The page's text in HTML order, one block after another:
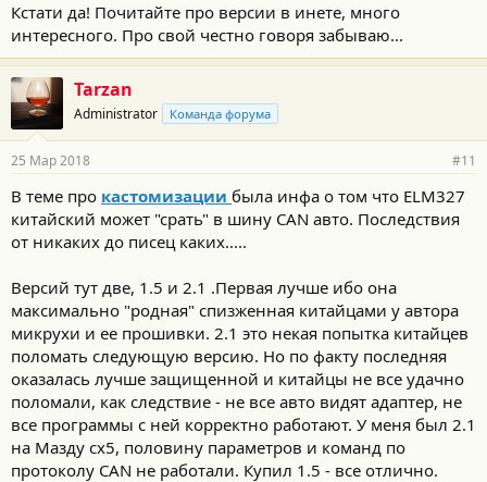
Кстати да! Почитайте про версии в инете, много
интересного. Про свой честно говоря забываю...
Tarzan
Administrator Команда форума
25 Мар 2018 #11
В теме про кастомизации была инфа о том что ELM327
китайский может "срать" в шину CAN авто. Последствия
от никаких до писец каких.....
Версий тут две, 1.5 и 2.1 .Первая лучше ибо она
максимально "родная" спизженная китайцами у автора
микрухи и ее прошивки. 2.1 это некая попытка китайцев
поломать следующую версию. Но по факту последняя
оказалась лучше защищенной и китайцы не все удачно
поломали, как следствие - не все авто видят адаптер, не
все программы с ней корректно работают. У меня был 2.1
на Мазду сх5, половину параметров и команд по
протоколу CAN не работали. Купил 1.5 - все отлично.